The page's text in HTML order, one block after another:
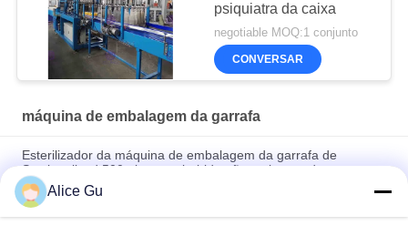
psiquiatra da caixa
negotiable MOQ:1 conjunto
CONVERSAR
máquina de embalagem da garrafa
Esterilizador da máquina de embalagem da garrafa de
Sectionalized 500ml para a bebida não carbonatada
Máquina refrigerando pura do chá de gelo do esterilizador da
máquina de embalagem da garrafa do pulverizador de água
Alice Gu